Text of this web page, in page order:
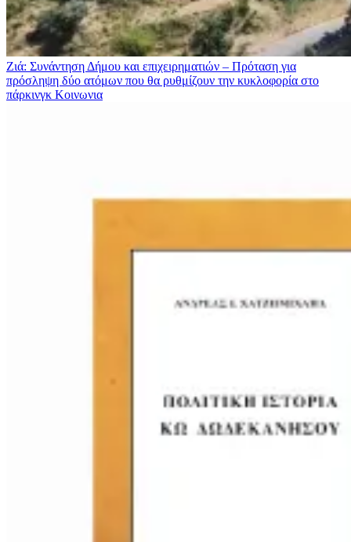
Ζιά: Συνάντηση Δήμου και επιχειρηματιών – Πρόταση για
πρόσληψη δύο ατόμων που θα ρυθμίζουν την κυκλοφορία στο
πάρκινγκ Κοινωνια